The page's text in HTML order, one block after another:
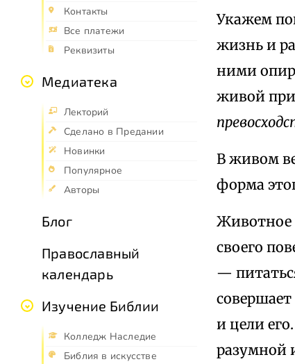
Контакты
Все платежи
Реквизиты
Медиатека
Лекторий
Сделано в Предании
Новинки
Популярное
Авторы
Блог
Православный
календарь
Изучение Библии
Колледж Наследие
Библия в искусстве
Укажем
жизнь и
ними
живой
В живом
форма
Животное
своего
—
и цели
разумной